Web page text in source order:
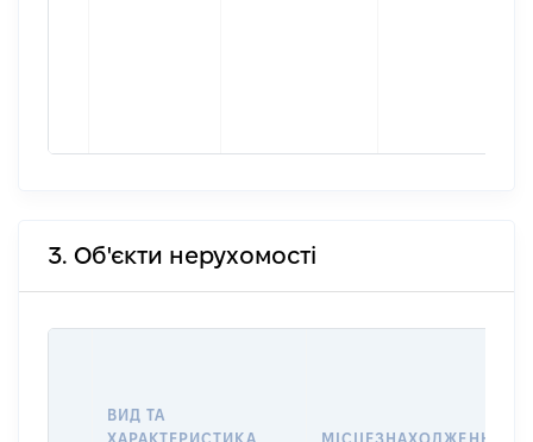
3. Об'єкти нерухомості
ВИД ТА
ХАРАКТЕРИСТИКА
МІСЦЕЗНАХОДЖЕННЯ